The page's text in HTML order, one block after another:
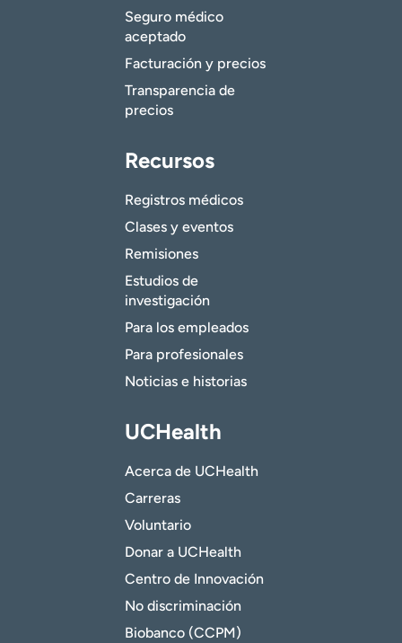
Seguro médico
aceptado
Facturación y precios
Transparencia de
precios
Recursos
Registros médicos
Clases y eventos
Remisiones
Estudios de
investigación
Para los empleados
Para profesionales
Noticias e historias
UCHealth
Acerca de UCHealth
Carreras
Voluntario
Donar a UCHealth
Centro de Innovación
No discriminación
Biobanco (CCPM)